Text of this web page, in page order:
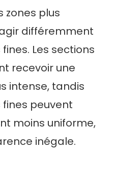
zones plus
différemment
Les sections
recevoir une
intense, tandis
peuvent
moins uniforme,
inégale.